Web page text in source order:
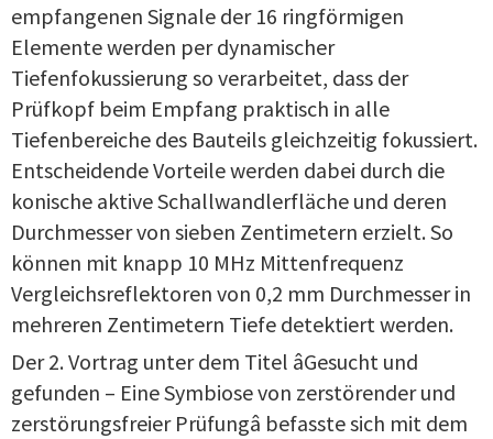
empfangenen Signale der 16 ringförmigen
Elemente werden per dynamischer
Tiefenfokussierung so verarbeitet, dass der
Prüfkopf beim Empfang praktisch in alle
Tiefenbereiche des Bauteils gleichzeitig fokussiert.
Entscheidende Vorteile werden dabei durch die
konische aktive Schallwandlerfläche und deren
Durchmesser von sieben Zentimetern erzielt. So
können mit knapp 10 MHz Mittenfrequenz
Vergleichsreflektoren von 0,2 mm Durchmesser in
mehreren Zentimetern Tiefe detektiert werden.
Der 2. Vortrag unter dem Titel âGesucht und
gefunden – Eine Symbiose von zerstörender und
zerstörungsfreier Prüfungâ befasste sich mit dem